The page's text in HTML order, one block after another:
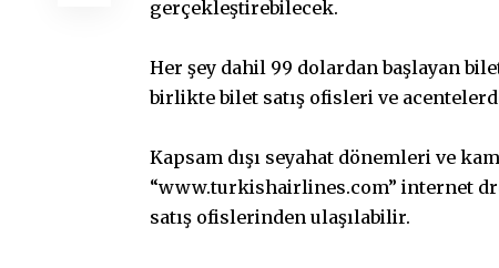
gerçekleştirebilecek.
Her şey dahil 99 dolardan başlayan
birlikte bilet satış ofisleri ve
Kapsam dışı seyahat dönemleri ve
“www.turkishairlines.com” internet
satış ofislerinden ulaşılabilir.